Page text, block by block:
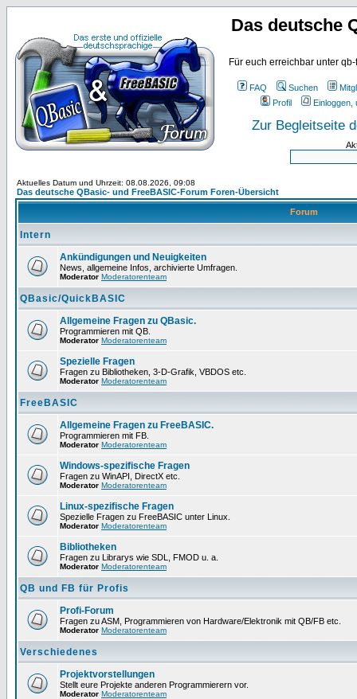
Das deutsche
Für euch erreichbar unter
FAQ Suchen
Profil
Einloggen,
Zur Begleitseite
Aktuelles Datum und Uhrzeit: 08.08.2026, 09:08
Das deutsche QBasic- und FreeBASIC-Forum Foren-Übersicht
Forum
Intern
Ankündigungen und Neuigkeiten
News, allgemeine Infos, archivierte Umfragen.
Moderator Moderatorenteam
QBasic/QuickBASIC
Allgemeine Fragen zu QBasic.
Programmieren mit QB.
Moderator Moderatorenteam
Spezielle Fragen
Fragen zu Bibliotheken, 3-D-Grafik, VBDOS etc.
Moderator Moderatorenteam
FreeBASIC
Allgemeine Fragen zu FreeBASIC.
Programmieren mit FB.
Moderator Moderatorenteam
Windows-spezifische Fragen
Fragen zu WinAPI, DirectX etc.
Moderator Moderatorenteam
Linux-spezifische Fragen
Spezielle Fragen zu FreeBASIC unter Linux.
Moderator Moderatorenteam
Bibliotheken
Fragen zu Librarys wie SDL, FMOD u. a.
Moderator Moderatorenteam
QB und FB für Profis
Profi-Forum
Fragen zu ASM, Programmieren von Hardware/Elektronik mit QB/FB etc.
Moderator Moderatorenteam
Verschiedenes
Projektvorstellungen
Stellt eure Projekte anderen Programmierern vor.
Moderator Moderatorenteam